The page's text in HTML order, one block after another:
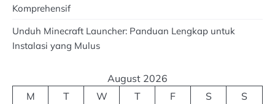
Komprehensif
Unduh Minecraft Launcher: Panduan Lengkap untuk
Instalasi yang Mulus
August 2026
M
T W T F S
S